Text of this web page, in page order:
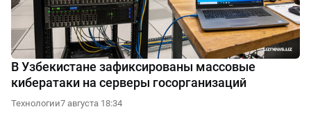
В Узбекистане зафиксированы массовые
кибератаки на серверы госорганизаций
Технологии7 августа 18:34